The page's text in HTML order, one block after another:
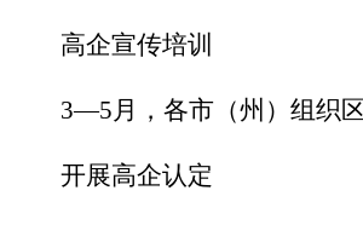
高企宣传培训
3—5月，各市（州）组织
开展高企认定